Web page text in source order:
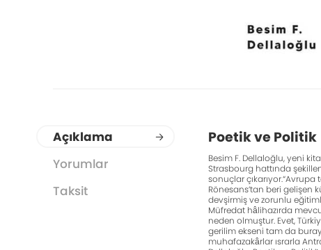
Açıklama
Yorumlar
Taksit
Poetik ve Politik
Besim F. Dellaloğlu, yeni
Strasbourg hattında
sonuçlar
Rönesans’tan beri gelişen
devşirmiş ve zorunlu
Müfredat hâlihazırda
neden olmuştur. Evet,
gerilim ekseni tam da
muhafazakârlar ısrarla